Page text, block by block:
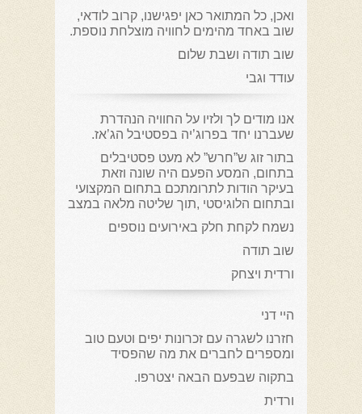
ואכן, כל המתואר כאן יפגישנו, קרוב לודאי,
שוב באחד מהימים לחוויה מוצלחת נוספת.
שוב תודה ושבת שלום
עודד וגבי
אנו מודים לך ולזיו על החוויה הנהדרת
שעברנו יחד בפרוג’יה בפסטיבל הג’אז.
בתור זוג ש”חרש” לא מעט פסטיבלים
בתחום, המסע הפעם היה שונה וזאת
בעיקר הודות לתרומתכם בתחום המקצועי
ובתחום הלוגיסטי ,תוך שליטה מלאה במצב
נשמח לקחת חלק באירועים נוספים
שוב תודה
ורדית ויצחק
היי דני
חזרנו לשגרה עם זכרונות יפים וטעם טוב
ומספרים לחברים את מה שהפסיד
בתקוה שבפעם הבאה יצטרפו.
ורדית